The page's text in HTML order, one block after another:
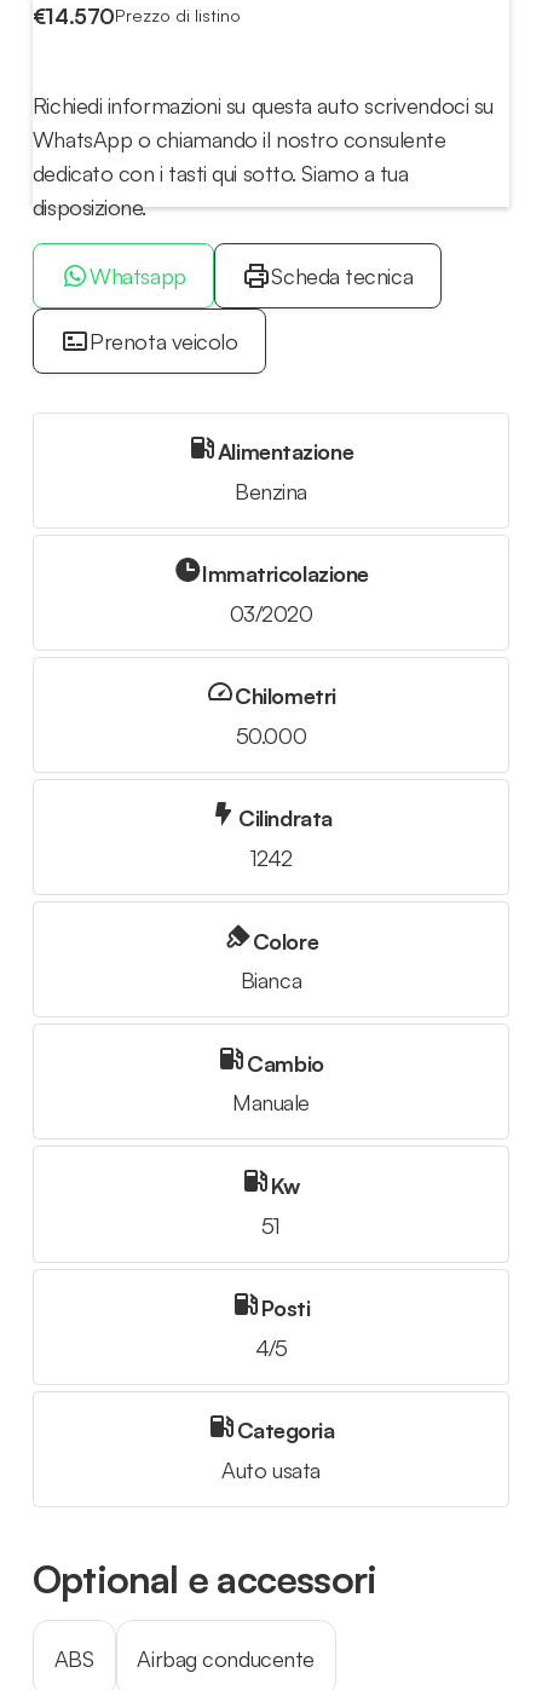
€14.570Prezzo di listino
Richiedi informazioni su questa auto scrivendoci su
WhatsApp o chiamando il nostro consulente
dedicato con i tasti qui sotto. Siamo a tua
disposizione.
Whatsapp Scheda tecnica
Prenota veicolo
Alimentazione
Benzina
Immatricolazione
03/2020
Chilometri
50.000
Cilindrata
1242
Colore
Bianca
Cambio
Manuale
Kw
51
Posti
4/5
Categoria
Auto usata
Optional e accessori
ABS Airbag conducente